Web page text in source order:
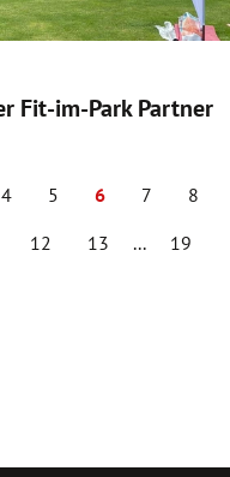
Fit-im-Park Partner
4 5 6 7 8
12 13 ... 19